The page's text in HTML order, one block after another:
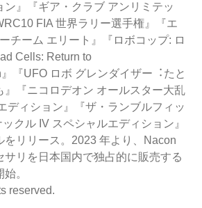
ン』『ギア・クラブ アンリミテッ
FIA 世界ラリー選手権』『エ
チーム エリート』『ロボコップ: ロ
Cells: Return to
『UFO ロボ グレンダイザー︓たと
』『ニコロデオン オールスター大乱
ディション』『ザ・ランブルフィッ
クル IV スペシャルエディション』
をリリース。2023 年より、Nacon
サリを日本国内で独占的に販売する
。
reserved.